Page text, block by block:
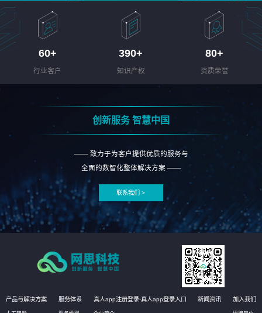
60+
行业客户
390+
知识产权
80+
资质荣誉
创新服务 智慧中国
—— 致力于为客户提供优质的服务与
全面的数智化整体解决方案 ——
联系我们 >
产品与解决方案 服务体系 真人app注册登录-真人app登录入口 新闻资讯 加入我们